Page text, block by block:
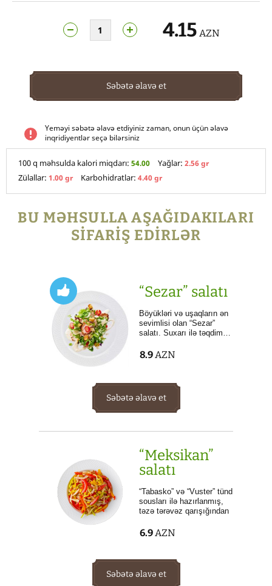
4.15 AZN
Səbətə əlavə et
Yeməyi səbətə əlavə etdiyiniz zaman, onun üçün əlavə
inqridiyentlər seçə bilərsiniz
100 q məhsulda kalori miqdarı: 54.00 Yağlar: 2.56 gr
Zülallar: 1.00 gr Karbohidratlar: 4.40 gr
BU MƏHSULLA AŞAĞIDAKILARI
SİFARİŞ EDİRLƏR
“Sezar” salatı
Böyükləri və uşaqların ən
sevimlisi olan “Sezar”
salatı. Suxarı ilə təqdim…
8.9 AZN
Səbətə əlavə et
“Meksikan”
salatı
“Tabasko” və “Vuster” tünd
sousları ilə hazırlanmış,
təzə tərəvəz qarışığından
salat.
6.9 AZN
Səbətə əlavə et